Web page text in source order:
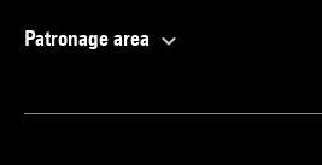
Patronage area